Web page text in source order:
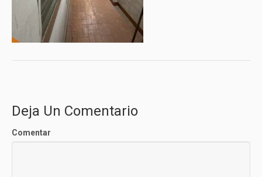
Deja Un Comentario
Comentar